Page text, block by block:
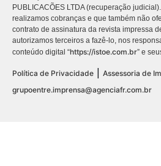
PUBLICACÕES LTDA (recuperação
realizamos cobranças e que também não
contrato de assinatura da revista impressa
autorizamos terceiros a fazê-lo, nos
conteúdo digital “https://istoe.com.br” e
Política de Privacidade
Assessoria de
grupoentre.imprensa@agenciafr.com.br